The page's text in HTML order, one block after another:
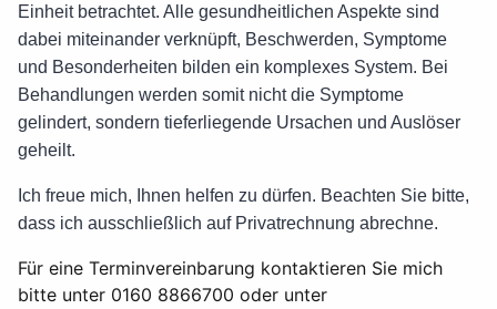
Einheit betrachtet. Alle gesundheitlichen Aspekte sind
dabei miteinander verknüpft, Beschwerden, Symptome
und Besonderheiten bilden ein komplexes System. Bei
Behandlungen werden somit nicht die Symptome
gelindert, sondern tieferliegende Ursachen und Auslöser
geheilt.
Ich freue mich, Ihnen helfen zu dürfen. Beachten Sie bitte,
dass ich ausschließlich auf Privatrechnung abrechne.
Für eine Terminvereinbarung kontaktieren Sie mich
bitte unter 0160 8866700 oder unter